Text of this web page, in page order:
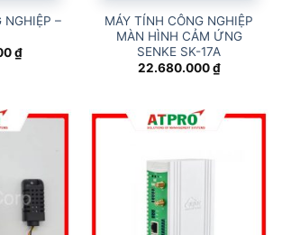
NGHIỆP –
₫
MÁY TÍNH CÔNG NGHIỆP
MÀN HÌNH CẢM ỨNG
SENKE SK-17A
22.680.000₫